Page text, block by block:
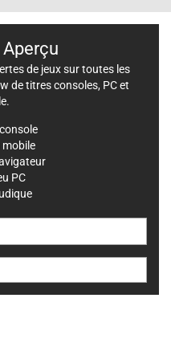
de jeux sur toutes les
de titres consoles, PC et
mobile
PC